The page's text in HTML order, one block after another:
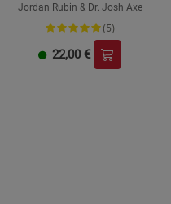
Jordan Rubin & Dr. Josh Axe
(5)
22,00 €